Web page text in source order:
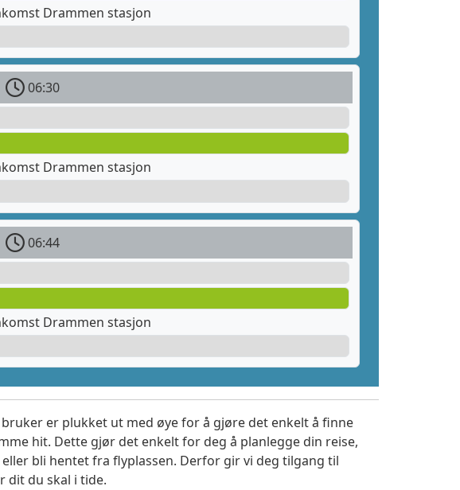
Drammen stasjon
06:30
Drammen stasjon
06:44
Drammen stasjon
er plukket ut med øye for å gjøre det enkelt å finne
hit. Dette gjør det enkelt for deg å planlegge din reise,
bli hentet fra flyplassen. Derfor gir vi deg tilgang til
dit du skal i tide.